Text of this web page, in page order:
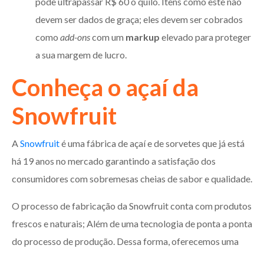
devem ser dados de graça; eles devem ser cobrados
como add-onscom um markup elevado para proteger
a sua margem de lucro.
Conheça o açaí da
Snowfruit
A Snowfruité uma fábrica de açaí e de sorvetes que já está
há 19 anos no mercado garantindo a satisfação dos
consumidores com sobremesas cheias de sabor e qualidade.
O processo de fabricação da Snowfruit conta com produtos
frescos e naturais; Além de uma tecnologia de ponta a ponta
do processo de produção. Dessa forma, oferecemos uma